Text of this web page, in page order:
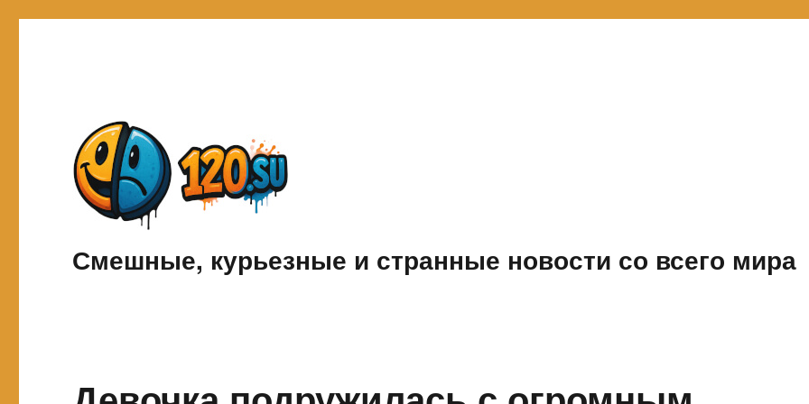
Смешные, курьезные и странные новости со всего мира